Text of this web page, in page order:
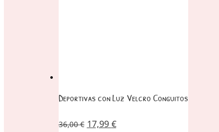
Deportivas con Luz Velcro Conguitos
36,00€ 17,99 €